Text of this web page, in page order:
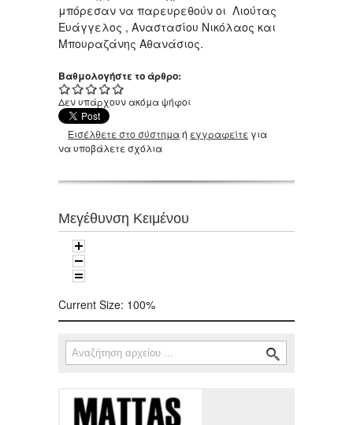
μπόρεσαν να παρευρεθούν οι Λιούτας
Ευάγγελος , Αναστασίου Νικόλαος και
Μπουραζάνης Αθανάσιος.
Βαθμολογήστε το άρθρο:
Δεν υπάρχουν ακόμα ψήφοι
Εισέλθετε στο σύστημαή εγγραφείτε για
να υποβάλετε σχόλια
Μεγέθυνση Κειμένου
Current Size: 100%
Φόρμα αναζήτησης
Αναζήτηση